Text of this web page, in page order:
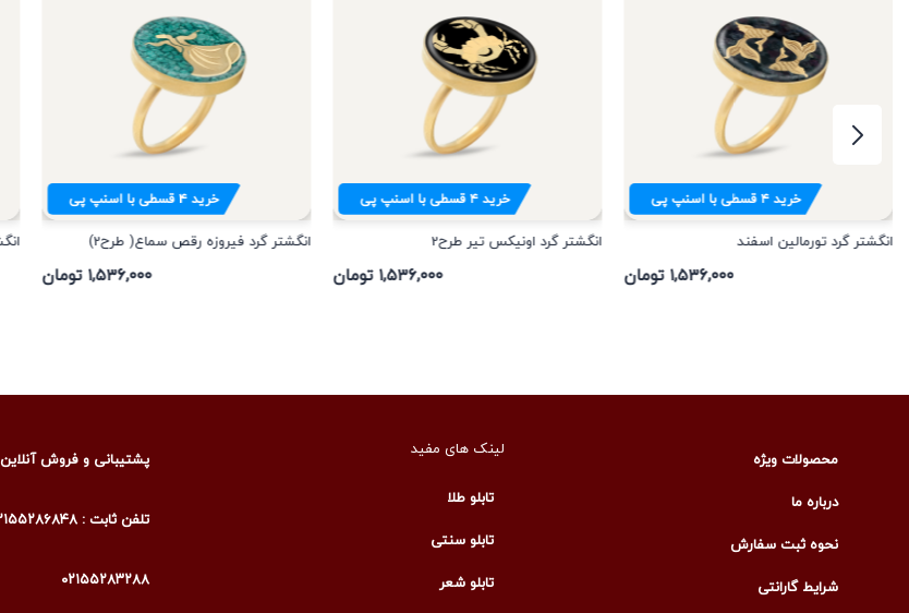
خرید۴قسطی با اسنپ پی
انگشتر گرد تورمالین اسفند
۱,۵۳۶,۰۰۰ تومان
خرید۴قسطی با اسنپ پی
انگشتر گرد اونیکس تیر طرح2
۱,۵۳۶,۰۰۰ تومان
خرید۴قسطی با اسنپ پی
انگشتر گرد فیروزه رقص سماع( طرح2)
۱,۵۳۶,۰۰۰ تومان
محصولات ویژه
درباره ما
نحوه ثبت سفارش
شرایط گارانتی
لینک های مفید
تابلو طلا
تابلو سنتی
تابلو شعر
پشتیبانی و فروش آنلاین :
تلفن ثابت : ۰۲۱۵۵۲۸۶۸۴۸
۰۲۱۵۵۲۸۳۲۸۸